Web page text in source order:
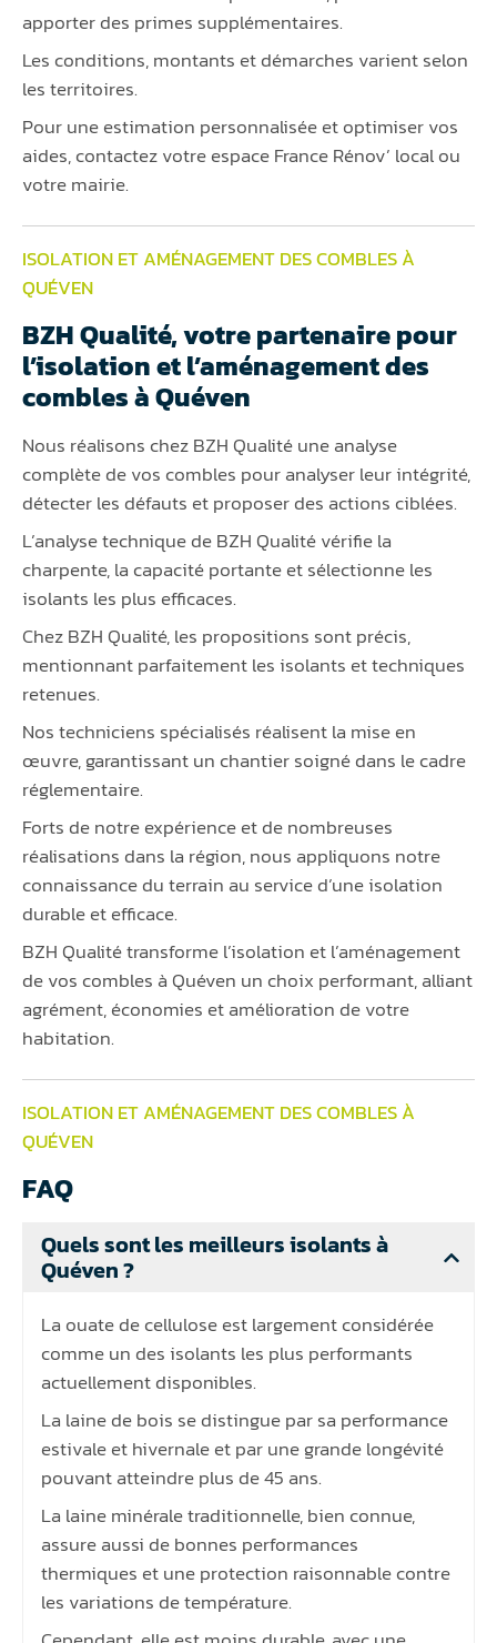
apporter des primes supplémentaires.
Les conditions, montants et démarches varient selon
les territoires.
Pour une estimation personnalisée et optimiser vos
aides, contactez votre espace France Rénov’ local ou
votre mairie.
ISOLATION ET AMÉNAGEMENT DES COMBLES À
QUÉVEN
BZH Qualité, votre partenaire pour
l’isolation et l’aménagement des
combles à Quéven
Nous réalisons chez BZH Qualité une analyse
complète de vos combles pour analyser leur intégrité,
détecter les défauts et proposer des actions ciblées.
L’analyse technique de BZH Qualité vérifie la
charpente, la capacité portante et sélectionne les
isolants les plus efficaces.
Chez BZH Qualité, les propositions sont précis,
mentionnant parfaitement les isolants et techniques
retenues.
Nos techniciens spécialisés réalisent la mise en
œuvre, garantissant un chantier soigné dans le cadre
réglementaire.
Forts de notre expérience et de nombreuses
réalisations dans la région, nous appliquons notre
connaissance du terrain au service d’une isolation
durable et efficace.
BZH Qualité transforme l’isolation et l’aménagement
de vos combles à Quéven un choix performant, alliant
agrément, économies et amélioration de votre
habitation.
ISOLATION ET AMÉNAGEMENT DES COMBLES À
QUÉVEN
FAQ
Quels sont les meilleurs isolants à
Quéven ?
La ouate de cellulose est largement considérée
comme un des isolants les plus performants
actuellement disponibles.
La laine de bois se distingue par sa performance
estivale et hivernale et par une grande longévité
pouvant atteindre plus de 45 ans.
La laine minérale traditionnelle, bien connue,
assure aussi de bonnes performances
thermiques et une protection raisonnable contre
les variations de température.